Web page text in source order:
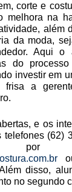
corte e
melhora na
além
da moda,
Aqui o
do
investir em
frisa a
e os
telefones (62)
por
disso,
no segundo